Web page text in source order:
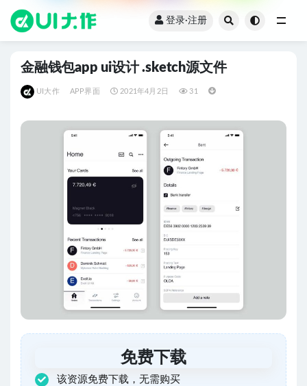
登录·注册
金融钱包app ui设计 .sketch源文件
UI大作 APP界面 2021年4月2日 31
免费下载
该资源免费下载，无需购买